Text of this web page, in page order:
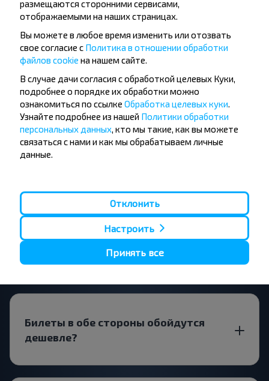
Существуют ли ограничения на
поездки по маршруту?
Стоит ли искать билет Ясеновка,
Рогачевский р-н ГОМЕЛЬСКАЯ ОБЛ.-
Гусаровка, Рогачевский р-н
Дешевле ехать с пересадками или
прямым рейсом?
Билеты в обе стороны обойдутся
дешевле?
размещаются сторонними сервисами,
отображаемыми на наших страницах.
Вы можете в любое время изменить или отозвать
свое согласие с Политика в отношении обработки
файлов cookie на нашем сайте.
В случае дачи согласия с обработкой целевых Куки,
подробнее о порядке их обработки можно
ознакомиться по ссылке Обработка целевых куки.
Узнайте подробнее из нашей Политики обработки
персональных данных, кто мы такие, как вы можете
связаться с нами и как мы обрабатываем личные
данные.
Отклонить
Настроить
Принять все